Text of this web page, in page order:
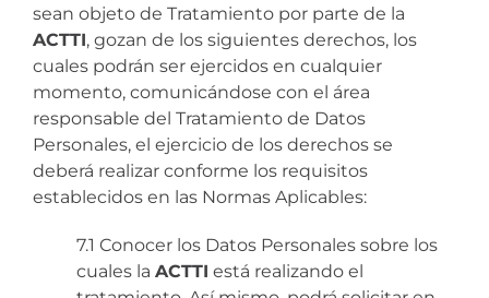
sean objeto de Tratamiento por parte de la
ACTTI, gozan de los siguientes derechos, los
cuales podrán ser ejercidos en cualquier
momento, comunicándose con el área
responsable del Tratamiento de Datos
Personales, el ejercicio de los derechos se
deberá realizar conforme los requisitos
establecidos en las Normas Aplicables:
7.1 Conocer los Datos Personales sobre los
cuales la ACTTI está realizando el